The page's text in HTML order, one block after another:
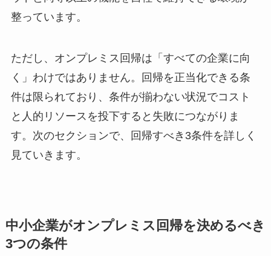
整っています。
ただし、オンプレミス回帰は「すべての企業に向
く」わけではありません。回帰を正当化できる条
件は限られており、条件が揃わない状況でコスト
と人的リソースを投下すると失敗につながりま
す。次のセクションで、回帰すべき3条件を詳しく
見ていきます。
中小企業がオンプレミス回帰を決めるべき
3つの条件